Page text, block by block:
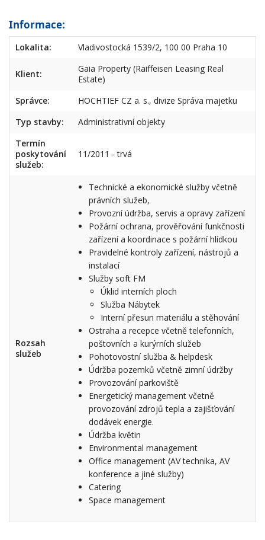
Informace:
Lokalita: Vladivostocká 1539/2, 100 00 Praha 10
Klient:
Gaia Property (Raiffeisen Leasing Real
Estate)
Správce:
HOCHTIEF CZ a. s., divize Správa majetku
Typ stavby:
Administrativní objekty
Termín
poskytování
služeb:
11/2011 - trvá
Rozsah
služeb
Technické a ekonomické služby včetně
právních služeb,
Provozní údržba, servis a opravy zařízení
Požární ochrana, prověřování funkčnosti
zařízení a koordinace s požární hlídkou
Pravidelné kontroly zařízení, nástrojů a
instalací
Služby soft FM
Úklid interních ploch
Služba Nábytek
Interní přesun materiálu a stěhování
Ostraha a recepce včetně telefonních,
poštovních a kurýrních služeb
Pohotovostní služba & helpdesk
Údržba pozemků včetně zimní údržby
Provozování parkoviště
Energetický management včetně
provozování zdrojů tepla a zajišťování
dodávek energie.
Údržba květin
Environmental management
Office management (AV technika, AV
konference a jiné služby)
Catering
Space management